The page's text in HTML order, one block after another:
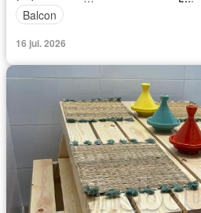
Balcon
16 jui. 2026